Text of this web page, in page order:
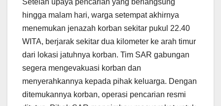
hingga malam hari, warga setempat akhirnya
menemukan jenazah korban sekitar pukul 22.40
WITA, berjarak sekitar dua kilometer ke arah timur
dari lokasi jatuhnya korban. Tim SAR gabungan
segera mengevakuasi korban dan
menyerahkannya kepada pihak keluarga. Dengan
ditemukannya korban, operasi pencarian resmi